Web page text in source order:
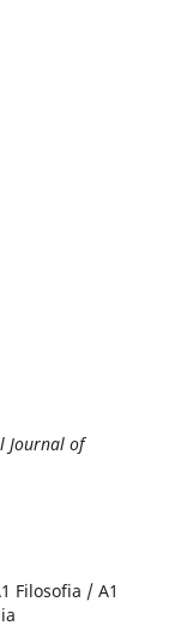
Journal of
Filosofia / A1